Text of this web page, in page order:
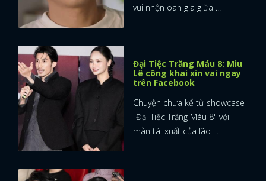
vui nhộn oan gia giữa ...
Đại Tiệc Trăng Máu 8: Miu
Lê công khai xin vai ngay
trên Facebook
Chuyện chưa kể từ showcase
"Đại Tiệc Trăng Máu 8" với
màn tái xuất của lão ...